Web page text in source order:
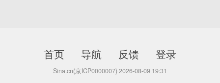
首页 导航 反馈 登录
Sina.cn(京ICP0000007) 2026-08-09 19:31